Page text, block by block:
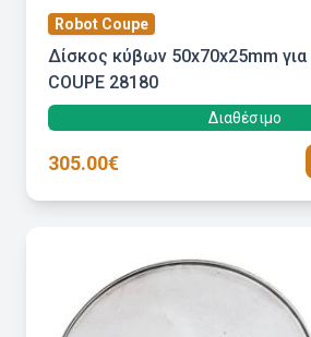
Robot Coupe
Δίσκος κύβων 50x70x25mm για
COUPE 28180
Διαθέσιμο
305.00€